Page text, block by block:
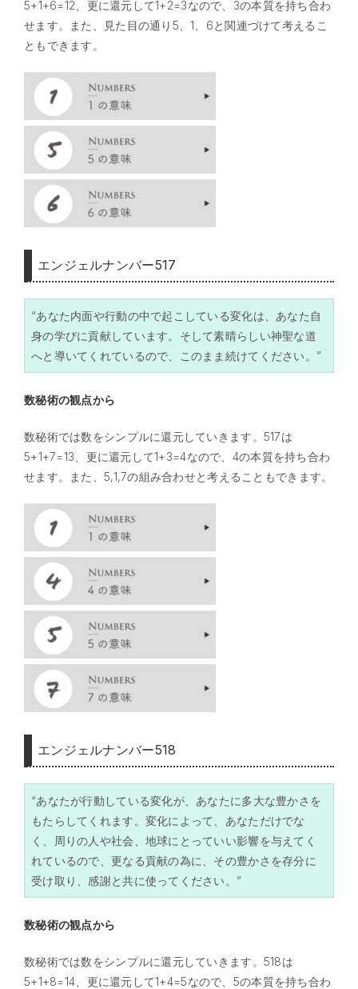
5+1+6=12、更に還元して1+2=3なので、3の本質を持ち合わ
せます。また、見た目の通り5、1、6と関連づけて考えるこ
ともできます。
エンジェルナンバー517
“あなた内面や行動の中で起こしている変化は、あなた自
身の学びに貢献しています。そして素晴らしい神聖な道
へと導いてくれているので、このまま続けてください。”
数秘術の観点から
数秘術では数をシンプルに還元していきます。517は
5+1+7=13、更に還元して1+3=4なので、4の本質を持ち合わ
せます。また、5,1,7の組み合わせと考えることもできます。
エンジェルナンバー518
“あなたが行動している変化が、あなたに多大な豊かさを
もたらしてくれます。変化によって、あなただけでな
く、周りの人や社会、地球にとっていい影響を与えてく
れているので、更なる貢献の為に、その豊かさを存分に
受け取り、感謝と共に使ってください。”
数秘術の観点から
数秘術では数をシンプルに還元していきます。518は
5+1+8=14、更に還元して1+4=5なので、5の本質を持ち合わ